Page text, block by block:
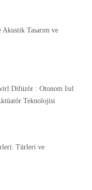
Tasarım ve
Difüzör : Otonom Isıl
Teknolojisi
Türleri ve